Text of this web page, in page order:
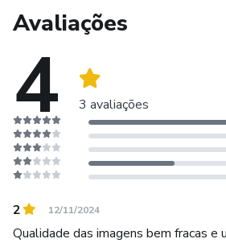
Avaliações
4 3 avaliações
2 12/11/2024
Qualidade das imagens bem fracas e